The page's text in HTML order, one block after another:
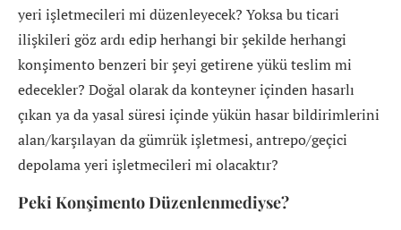
yeri işletmecileri mi düzenleyecek? Yoksa bu ticari
ilişkileri göz ardı edip herhangi bir şekilde herhangi
konşimento benzeri bir şeyi getirene yükü teslim mi
edecekler? Doğal olarak da konteyner içinden hasarlı
çıkan ya da yasal süresi içinde yükün hasar bildirimlerini
alan/karşılayan da gümrük işletmesi, antrepo/geçici
depolama yeri işletmecileri mi olacaktır?
Peki Konşimento Düzenlenmediyse?